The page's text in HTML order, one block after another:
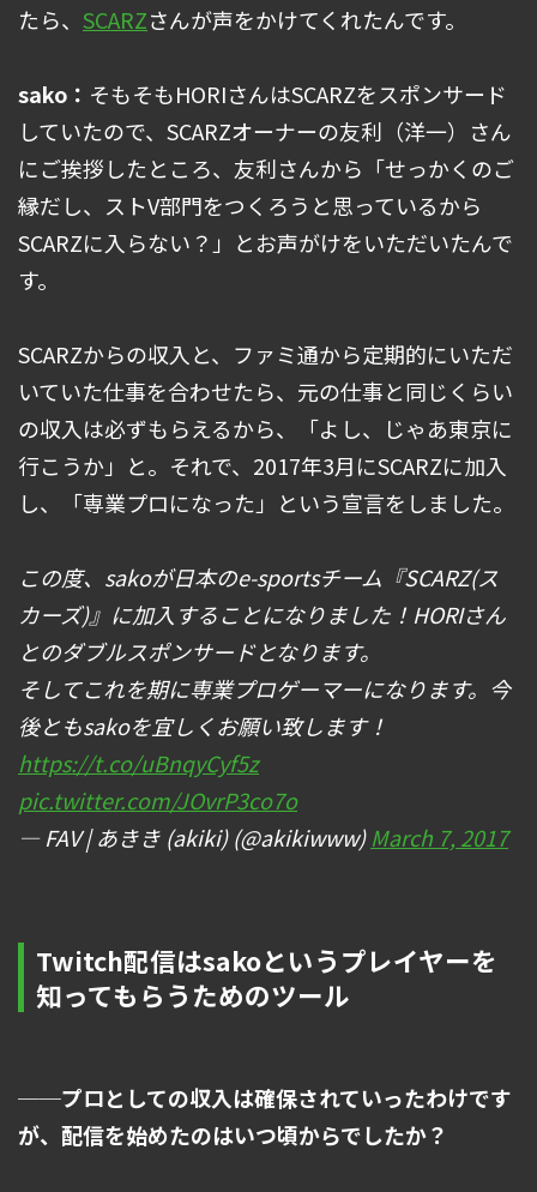
たら、 SCARZさんが声をかけてくれたんです。
sako： そもそもHORIさんはSCARZをスポンサード
していたので、SCARZオーナーの友利（洋一）さん
にご挨拶したところ、友利さんから「せっかくのご
縁だし、ストV部門をつくろうと思っているから
SCARZに入らない？」とお声がけをいただいたんで
す。
SCARZからの収入と、ファミ通から定期的にいただ
いていた仕事を合わせたら、元の仕事と同じくらい
の収入は必ずもらえるから、「よし、じゃあ東京に
行こうか」と。それで、2017年3月にSCARZに加入
し、「専業プロになった」という宣言をしました。
この度、sakoが日本のe-sportsチーム『SCARZ(ス
カーズ)』に加入することになりました！HORIさん
とのダブルスポンサードとなります。
そしてこれを期に専業プロゲーマーになります。今
後ともsakoを宜しくお願い致します！
https://t.co/uBnqyCyf5z
pic.twitter.com/JOvrP3co7o
— FAV | あきき (akiki) (@akikiwww)March 7, 2017
Twitch配信はsakoというプレイヤーを
知ってもらうためのツール
──プロとしての収入は確保されていったわけです
が、配信を始めたのはいつ頃からでしたか？